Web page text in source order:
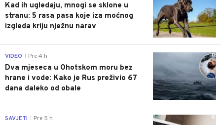
Kad ih ugledaju, mnogi se sklone u
stranu: 5 rasa pasa koje iza moćnog
izgleda kriju nježnu narav
0
VIDEO Pre 4 h
Dva mjeseca u Ohotskom moru bez
hrane i vode: Kako je Rus preživio 67
dana daleko od obale
0
SAVJETI Pre 5 h